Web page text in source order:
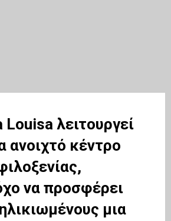
Louisa λειτουργεί
ανοιχτό κέντρο
να προσφέρει
μια